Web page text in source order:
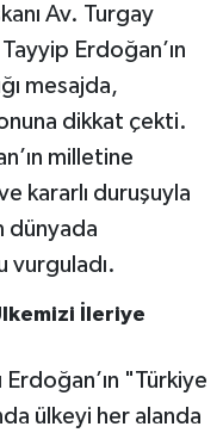
Av. Turgay
Erdoğan’ın
mesajda,
dikkat çekti.
milletine
kararlı duruşuyla
dünyada
vurguladı.
İleriye
Erdoğan’ın "Türkiye
ülkeyi her alanda